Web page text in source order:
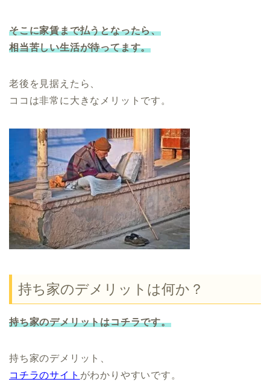
そこに家賃まで払うとなったら、
相当苦しい生活が待ってます。
老後を見据えたら、
ココは非常に大きなメリットです。
持ち家のデメリットは何か？
持ち家のデメリットはコチラです。
持ち家のデメリット、
コチラのサイト がわかりやすいです。